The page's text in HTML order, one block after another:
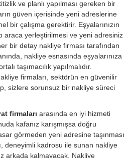
ve planlı yapılması gereken bir
güven içerisinde yeni adreslerine
bir çalışma gerektirir. Eşyalarınızın
araca yerleştirilmesi ve yeni adresiniz
bir detay nakliye firması tarafından
nakliye esnasında eşyalarınıza
taşımacılık yapılmalıdır.
firmaları, sektörün en güvenilir
sizlere sorunsuz bir nakliye süreci
firmaları arasında en iyi hizmeti
kafanız karışmışsa doğru
görmeden yeni adresine taşınması
deneyimli kadrosu ile sunan nakliye
arkada kalmayacak. Nakliye